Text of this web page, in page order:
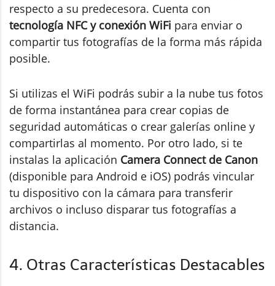
respecto a su predecesora. Cuenta con
tecnología NFC y conexión WiFi para enviar o
compartir tus fotografías de la forma más rápida
posible.
Si utilizas el WiFi podrás subir a la nube tus fotos
de forma instantánea para crear copias de
seguridad automáticas o crear galerías online y
compartirlas al momento. Por otro lado, si te
instalas la aplicación Camera Connect de Canon
(disponible para Android e iOS) podrás vincular
tu dispositivo con la cámara para transferir
archivos o incluso disparar tus fotografías a
distancia.
4. Otras Características Destacables